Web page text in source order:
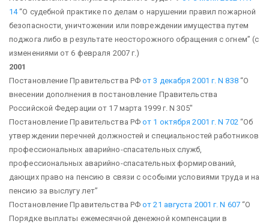
14“О судебной практике по делам о нарушении правил пожарной
безопасности, уничтожении или повреждении имущества путем
поджога либо в результате неосторожного обращения с огнем” (с
изменениями от 6 февраля 2007 г.)
2001
Постановление Правительства РФот 3 декабря 2001 г. N 838“О
внесении дополнения в постановление Правительства
Российской Федерации от 17 марта 1999 г. N 305″
Постановление Правительства РФот 1 октября 2001 г. N 702 “Об
утверждении перечней должностей и специальностей работников
профессиональных аварийно-спасательных служб,
профессиональных аварийно-спасательных формирований,
дающих право на пенсию в связи с особыми условиями труда и на
пенсию за выслугу лет”
Постановление Правительства РФот 21 августа 2001 г. N 607“О
Порядке выплаты ежемесячной денежной компенсации в